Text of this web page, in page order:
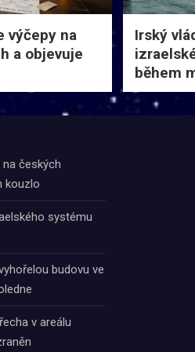
výčepy na
a objevuje
Irský
během
českých
kouzlo
systému
budovu ve
v areálu